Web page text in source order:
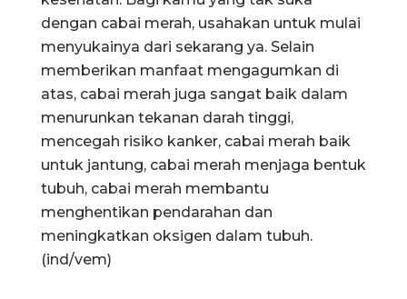
dengan cabai merah, usahakan untuk mulai
menyukainya dari sekarang ya. Selain
memberikan manfaat mengagumkan di
atas, cabai merah juga sangat baik dalam
menurunkan tekanan darah tinggi,
mencegah risiko kanker, cabai merah baik
untuk jantung, cabai merah menjaga bentuk
tubuh, cabai merah membantu
menghentikan pendarahan dan
meningkatkan oksigen dalam tubuh.
(ind/vem)